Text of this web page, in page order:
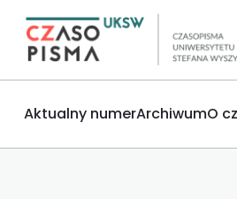
Aktualny numerArchiwumO